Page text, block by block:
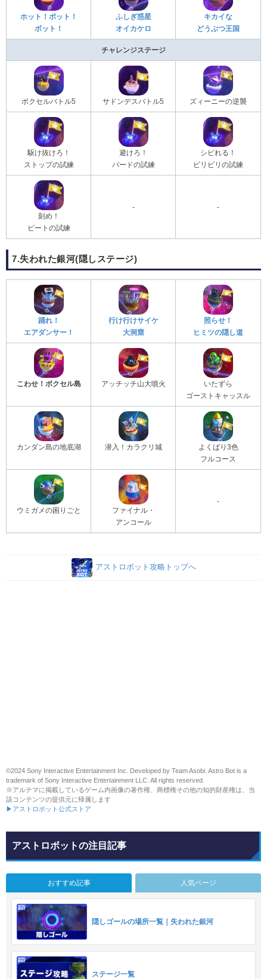
ホット！ポット！
ボット！
ふしぎ惑星
オイカケロ
キカイな
どうぶつ王国
チャレンジステージ
ボクセルバトル5 サドンデスバトル5 ズィーニーの逆襲
駆け抜けろ！
ストップの試練
避けろ！
バードの試練
シビれる！
ビリビリの試練
刻め！
ビートの試練
- -
7.失われた銀河(隠しステージ)
踊れ！
エアダンサー！
行け行けサイケ
大洞窟
照らせ！
ヒミツの隠し道
こわせ！ボクセル島 アッチッチ山大噴火
いたずら
ゴーストキャッスル
カンダン島の地底湖 潜入！カラクリ城
よくばり3色
フルコース
ウミガメの困りごと
ファイナル・
アンコール
-
アストロボット攻略トップへ
©2024 Sony Interactive Entertainment Inc. Developed by Team Asobi. Astro Bot is a
trademark of Sony Interactive Entertainment LLC. All rights reserved.
※アルテマに掲載しているゲーム内画像の著作権、商標権その他の知的財産権は、当
該コンテンツの提供元に帰属します
▶アストロボット公式ストア
アストロボットの注目記事
おすすめ記事 人気ページ
隠しゴールの場所一覧｜失われた銀河
ステージ一覧